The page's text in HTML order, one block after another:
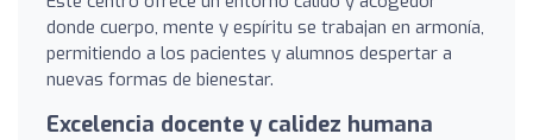
donde cuerpo, mente y espíritu se trabajan en armonía,
permitiendo a los pacientes y alumnos despertar a
nuevas formas de bienestar.
Excelencia docente y calidez humana